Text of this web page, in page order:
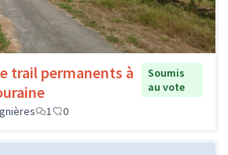
trail permanents à
Soumis
au vote
1 0